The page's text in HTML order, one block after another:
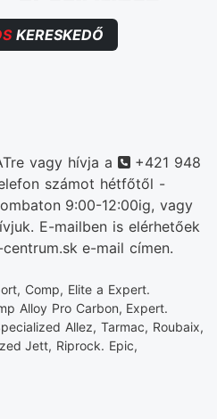
KERESKEDŐ
vagy hívja a Telefonszám
+421 948
számot hétfőtől -
9:00-12:00ig, vagy
E-mailben is elérhetőek
e-mail címen.
Comp, Elite a Expert.
Alloy Pro Carbon, Expert.
Allez, Tarmac, Roubaix,
Jett, Riprock. Epic,